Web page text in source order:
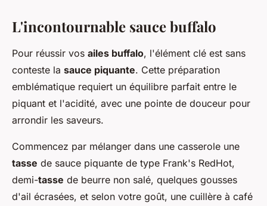
L'incontournable sauce buffalo
Pour réussir vos ailes buffalo, l'élément clé est sans
conteste la sauce piquante. Cette préparation
emblématique requiert un équilibre parfait entre le
piquant et l'acidité, avec une pointe de douceur pour
arrondir les saveurs.
Commencez par mélanger dans une casserole une
tasse de sauce piquante de type Frank's RedHot,
demi-tasse de beurre non salé, quelques gousses
d'ail écrasées, et selon votre goût, une cuillère à café